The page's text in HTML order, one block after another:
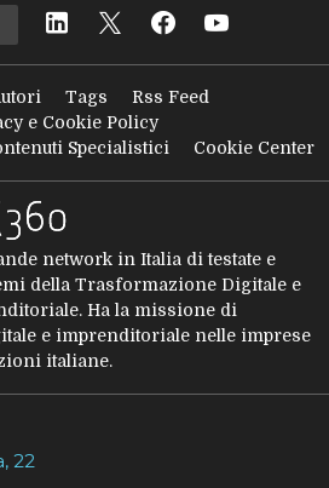
Tags
Rss Feed
e Cookie Policy
Specialistici
Cookie Center
network in Italia di testate e
della Trasformazione Digitale e
Ha la missione di
e imprenditoriale nelle imprese
italiane.
22